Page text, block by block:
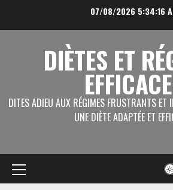
07/08/2026 5:34:17
DIÈTES ET
DITES ADIEU AUX RÉGIMES FRUSTRANTS ET
UNE DIÈTE ADAPTÉE ET
Menu
principal